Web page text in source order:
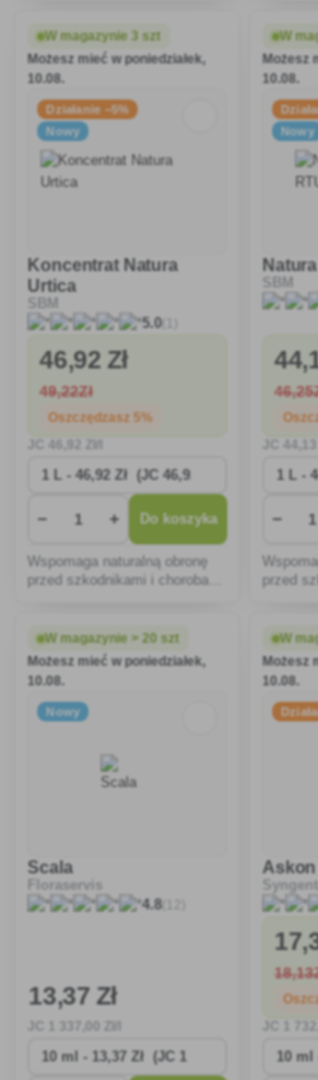
roślin
rdzą
W magazynie 3 szt
Możesz mieć w poniedziałek,
10.08.
Działanie −5%
Nowy
Koncentrat Natura
Urtica
SBM
5.0(1)
46,92 Zł
49,22Zł
Oszczędzasz 5%
,92 Zł/l
− + Do koszyka
Wspomaga naturalną obronę
przed szkodnikami i chorobami
W
Możesz
10.08.
Nowy
SBM
44
46
−
przed
W magazynie > 20 szt
Możesz mieć w poniedziałek,
10.08.
Nowy
Scala
Floraservis
4.8(12)
13,37 Zł
W
Możesz
10.08.
Askon
17
18
1 732